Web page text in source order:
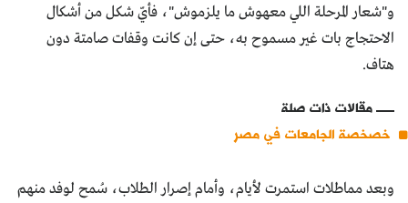
و"شعار المرحلة اللي معهوش ما يلزموش"، فأيّ شكل من أشكال
الاحتجاج بات غير مسموح به، حتى إن كانت وقفات صامتة دون
هتاف.
مقالات ذات صلة
خصخصة الجامعات في مصر
وبعد مماطلات استمرت لأيام، وأمام إصرار الطلاب، سُمح لوفد منهم